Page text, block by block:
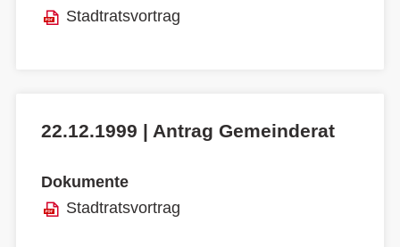
Stadtratsvortrag
22.12.1999 | Antrag Gemeinderat
Dokumente
Stadtratsvortrag